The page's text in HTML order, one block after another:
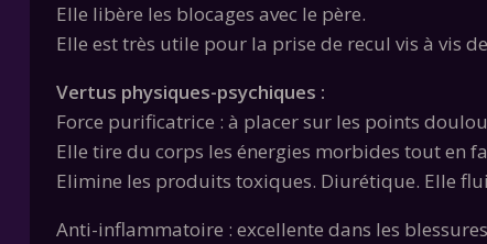
Elle libère les blocages avec le père.
Elle est très utile pour la prise de recul vis à vis
Vertus physiques-psychiques :
Force purificatrice : à placer sur les points
Elle tire du corps les énergies morbides tout en
Elimine les produits toxiques. Diurétique. Elle
Anti-inflammatoire : excellente dans les